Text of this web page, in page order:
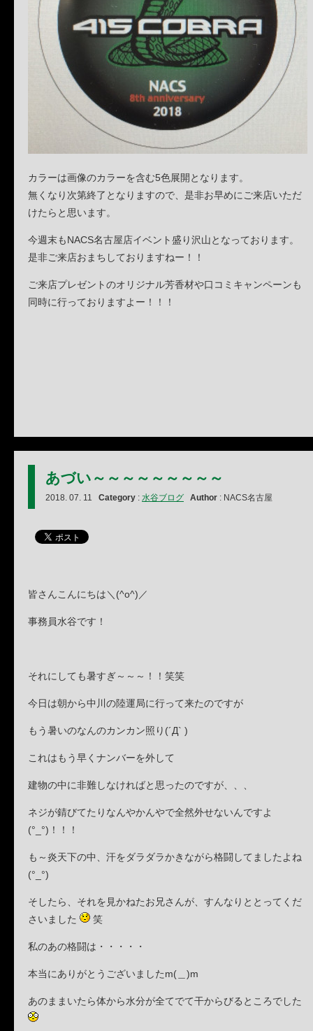
カラーは画像のカラーを含む5色展開となります。
無くなり次第終了となりますので、是非お早めにご来店いただ
けたらと思います。
今週末もNACS名古屋店イベント盛り沢山となっております。
是非ご来店おまちしておりますねー！！
ご来店プレゼントのオリジナル芳香材や口コミキャンペーンも
同時に行っておりますよー！！！
あづい～～～～～～～～～
2018. 07. 11 Category : 水谷ブログ Author : NACS名古屋
皆さんこんにちは＼(^o^)／
事務員水谷です！
それにしても暑すぎ～～～！！笑笑
今日は朝から中川の陸運局に行って来たのですが
もう暑いのなんのカンカン照り(´Д` )
これはもう早くナンバーを外して
建物の中に非難しなければと思ったのですが、、、
ネジが錆びてたりなんやかんやで全然外せないんですよ
(°_°)！！！
も～炎天下の中、汗をダラダラかきながら格闘してましたよね
(°_°)
そしたら、それを見かねたお兄さんが、すんなりととってくだ
さいました
笑
私のあの格闘は・・・・・
本当にありがとうございましたm(＿)m
あのままいたら体から水分が全てでて干からびるところでした